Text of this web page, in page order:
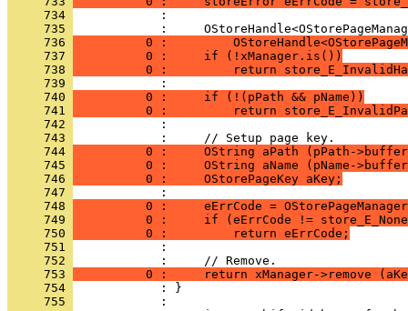
     734
     735
     736
0 :
     737
          0 :     if (!xManager.is())
     738
0 :         return
     739
     740
          0 :     if (!(pPath && pName))
     741
0 :         return
     742
     743
     744
0 :     OString aPath (pPath-
     745
0 :     OString aName (pName-
     746
          0 :     OStorePageKey aKey;
     747
     748
0 :     eErrCode =
     749
0 :     if (eErrCode !=
     750
          0 :         return eErrCode;
     751
     752
     753
0 :     return xManager->remove
     754
     755